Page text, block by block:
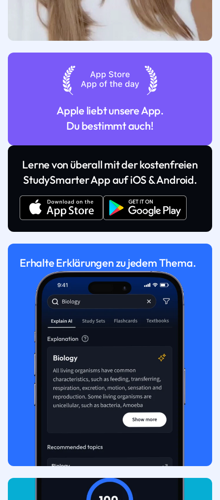
Apple liebt unsere App.
Du bestimmt auch!
Lerne von überall mit der kostenfreien
StudySmarter App auf iOS & Android.
Erhalte Erklärungen zu jedem Thema.